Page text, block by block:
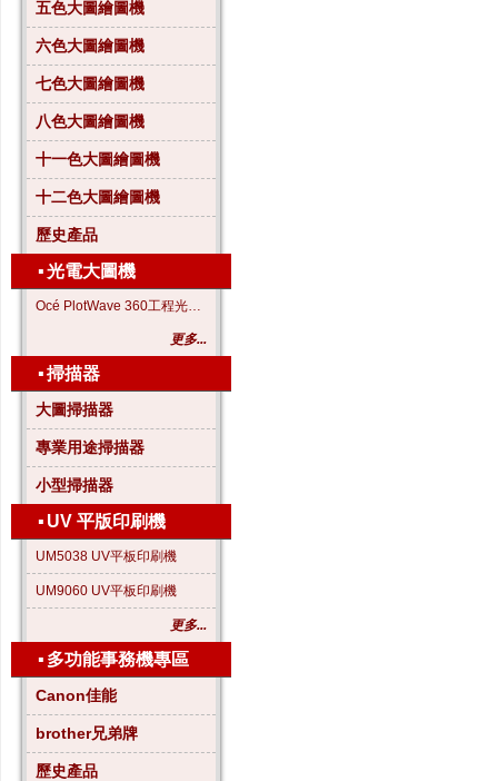
五色大圖繪圖機
六色大圖繪圖機
七色大圖繪圖機
八色大圖繪圖機
十一色大圖繪圖機
十二色大圖繪圖機
歷史產品
▪光電大圖機
Océ PlotWave 360工程光電大圖機
更多...
▪掃描器
大圖掃描器
專業用途掃描器
小型掃描器
▪ UV 平版印刷機
UM5038 UV平板印刷機
UM9060 UV平板印刷機
更多...
▪ 多功能事務機專區
Canon佳能
brother兄弟牌
歷史產品